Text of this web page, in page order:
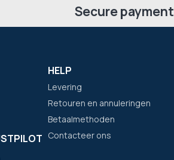
Secure payment
HELP
Levering
Retouren en annuleringen
Betaalmethoden
Contacteer ons